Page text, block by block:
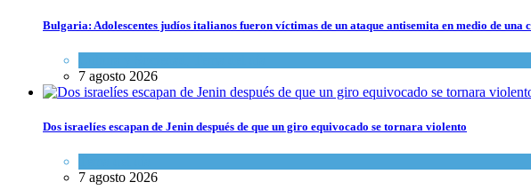
Bulgaria: Adolescentes judíos italianos fueron víctimas de un ataque antisemita en medio de una
7 agosto 2026
Dos israelíes escapan de Jenin después de que un giro equivocado se tornara violento
7 agosto 2026